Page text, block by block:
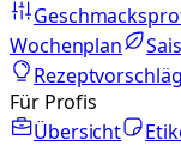
Wochenplan
Für Profis
Übersicht